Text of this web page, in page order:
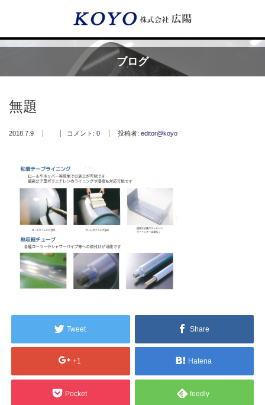
ブログ
無題
2018.7.9 コメント: 0 投稿者: editor@koyo
Tweet Share
+1 Hatena
Pocket feedly
Menu
フッ素樹脂コーティング
フッ素樹脂ベルト
取付工事・メンテナンス
販売製品
納品までの流れ
会社案内/カタログ
2023.10.20
今まで使用が出来ないとされていた小
型ベルトコンベアでも使用可能なフッ
素樹脂ベルトを開発…